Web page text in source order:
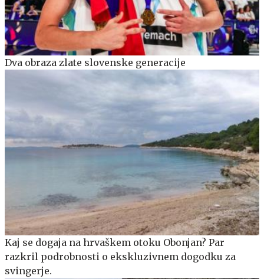
Dva obraza zlate slovenske generacije
Kaj se dogaja na hrvaškem otoku Obonjan? Par
razkril podrobnosti o ekskluzivnem dogodku za
svingerje.